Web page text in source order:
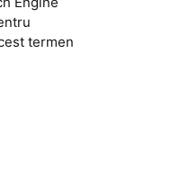
termen